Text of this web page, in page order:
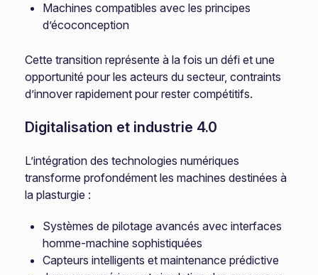
Machines compatibles avec les principes
d’écoconception
Cette transition représente à la fois un défi et une
opportunité pour les acteurs du secteur, contraints
d’innover rapidement pour rester compétitifs.
Digitalisation et industrie 4.0
L’intégration des technologies numériques
transforme profondément les machines destinées à
la plasturgie :
Systèmes de pilotage avancés avec interfaces
homme-machine sophistiquées
Capteurs intelligents et maintenance prédictive